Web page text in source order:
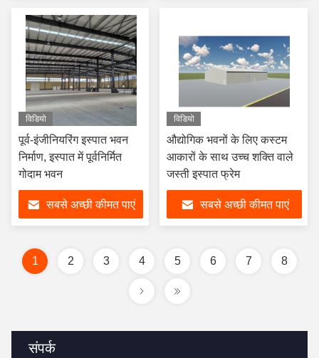
संपर्क
विडियो
पूर्व-इंजीनियरिंग इस्पात भवन
निर्माण, इस्पात में पूर्वनिर्मित
गोदाम भवन
सबसे अच्छी कीमत पाएं
विडियो
औद्योगिक भवनों के लिए कस्टम
आकारों के साथ उच्च शक्ति वाले
जस्ती इस्पात फ्रेम
सबसे अच्छी कीमत पाएं
1 2 3 4 5 6 7 8